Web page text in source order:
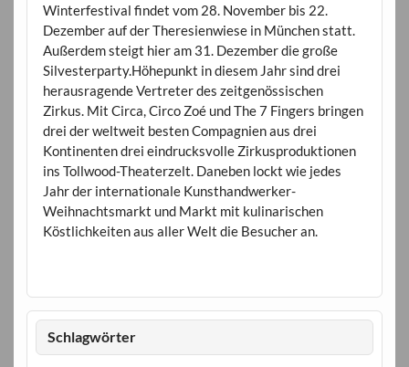
Winterfestival findet vom 28. November bis 22.
Dezember auf der Theresienwiese in München statt.
Außerdem steigt hier am 31. Dezember die große
Silvesterparty.Höhepunkt in diesem Jahr sind drei
herausragende Vertreter des zeitgenössischen
Zirkus. Mit Circa, Circo Zoé und The 7 Fingers bringen
drei der weltweit besten Compagnien aus drei
Kontinenten drei eindrucksvolle Zirkusproduktionen
ins Tollwood-Theaterzelt. Daneben lockt wie jedes
Jahr der internationale Kunsthandwerker-
Weihnachtsmarkt und Markt mit kulinarischen
Köstlichkeiten aus aller Welt die Besucher an.
Schlagwörter